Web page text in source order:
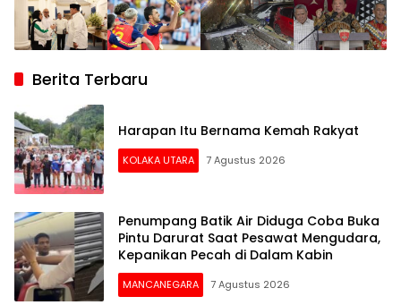
Berita Terbaru
Harapan Itu Bernama Kemah Rakyat
KOLAKA UTARA 7 Agustus 2026
Penumpang Batik Air Diduga Coba Buka
Pintu Darurat Saat Pesawat Mengudara,
Kepanikan Pecah di Dalam Kabin
MANCANEGARA 7 Agustus 2026